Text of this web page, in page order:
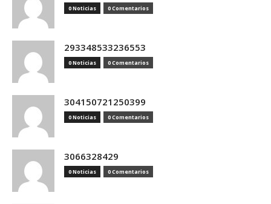
0 Noticias 0 Comentarios
293348533236553
0 Noticias 0 Comentarios
304150721250399
0 Noticias 0 Comentarios
3066328429
0 Noticias 0 Comentarios